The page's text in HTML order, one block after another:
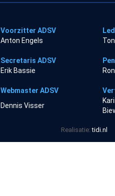
Voorzitter ADSV
Anton Engels
Secretaris ADSV
Erik Bassie
Webmaster ADSV
Dennis Visser
Realisatie:tidi.nl